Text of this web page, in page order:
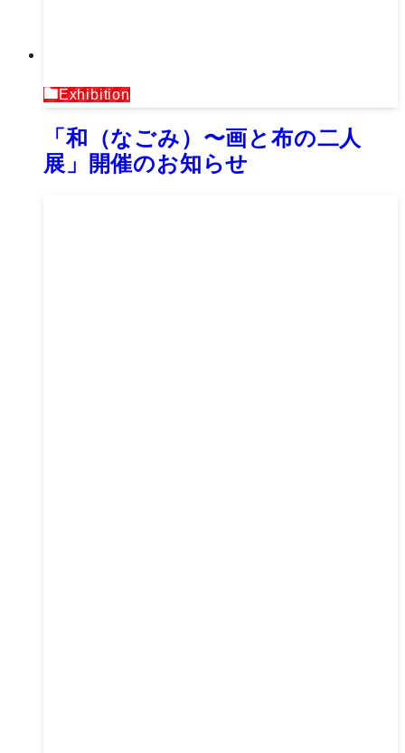
Exhibition
「和（なごみ）〜画と布の二人
展」開催のお知らせ